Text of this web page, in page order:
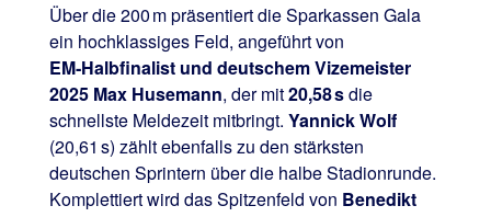
Über die 200 m präsentiert die Sparkassen Gala
ein hochklassiges Feld, angeführt von
EM‑Halbfinalist und deutschem Vizemeister
2025 Max Husemann, der mit20,58 sdie
schnellste Meldezeit mitbringt. Yannick Wolf
(20,61 s) zählt ebenfalls zu den stärksten
deutschen Sprintern über die halbe Stadionrunde.
Komplettiert wird das Spitzenfeld von Benedikt